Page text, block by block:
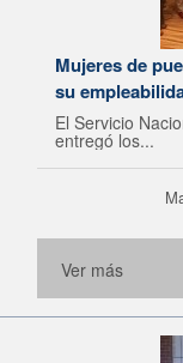
Mujeres de
su
El Servicio
entregó los...
Ver más